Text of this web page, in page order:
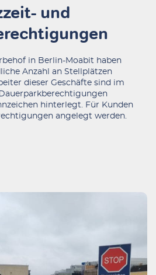
und
in Berlin-Moabit haben
Anzahl an Stellplätzen
dieser Geschäfte sind im
hinterlegt. Für Kunden
angelegt werden.